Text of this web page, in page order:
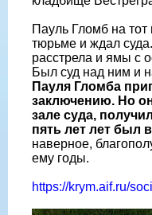
Пауль Гломб на
тюрьме и ждал
расстрела и ямы с
Был суд над ним и
Пауля Гломба
заключению. Но
зале суда,
пять лет лет был
наверное,
ему годы.
https://krym.aif.ru/